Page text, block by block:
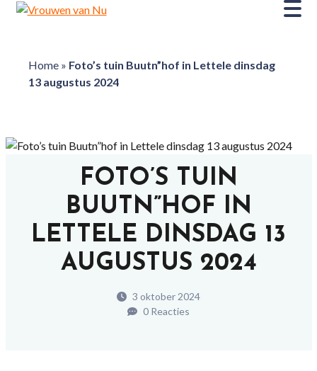
Home» Foto’s tuin Buutn”hof in Lettele dinsdag
13 augustus 2024
FOTO’S TUIN
BUUTN”HOF IN
LETTELE DINSDAG 13
AUGUSTUS 2024
3 oktober 2024
0 Reacties